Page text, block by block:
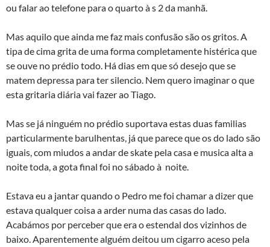
ou falar ao telefone para o quarto à s 2 da manhã.
Mas aquilo que ainda me faz mais confusão são os gritos. A
tipa de cima grita de uma forma completamente histérica que
se ouve no prédio todo. Há dias em que só desejo que se
matem depressa para ter silencio. Nem quero imaginar o que
esta gritaria diária vai fazer ao Tiago.
Mas se já ninguém no prédio suportava estas duas familias
particularmente barulhentas, já que parece que os do lado são
iguais, com miudos a andar de skate pela casa e musica alta a
noite toda, a gota final foi no sábado à noite.
Estava eu a jantar quando o Pedro me foi chamar a dizer que
estava qualquer coisa a arder numa das casas do lado.
Acabámos por perceber que era o estendal dos vizinhos de
baixo. Aparentemente alguém deitou um cigarro aceso pela